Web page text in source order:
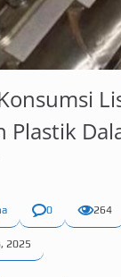
Plastik
0 264
2025